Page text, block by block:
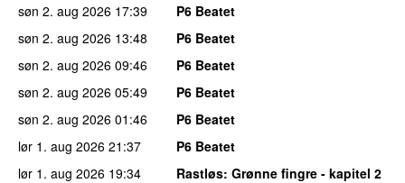
søn 2. aug 2026 17:39
P6 Beatet
søn 2. aug 2026 13:48
P6 Beatet
søn 2. aug 2026 09:46
P6 Beatet
søn 2. aug 2026 05:49
P6 Beatet
søn 2. aug 2026 01:46
P6 Beatet
lør 1. aug 2026 21:37
P6 Beatet
lør 1. aug 2026 19:34 Rastløs: Grønne fingre - kapitel 2